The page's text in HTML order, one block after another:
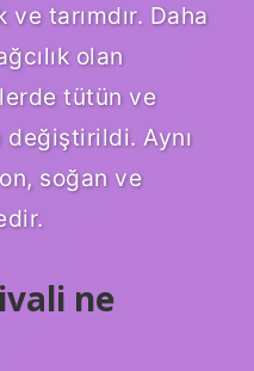
tarımdır. Daha
olan
tütün ve
Aynı
soğan ve
ne